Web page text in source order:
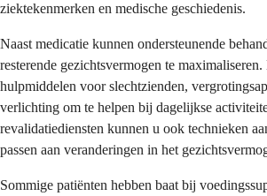
ziektekenmerken en medische geschiedenis.
Naast medicatie kunnen ondersteunende
resterende gezichtsvermogen te
hulpmiddelen voor slechtzienden,
verlichting om te helpen bij dagelijkse
revalidatiediensten kunnen u ook technieken
passen aan veranderingen in het
Sommige patiënten hebben baat bij